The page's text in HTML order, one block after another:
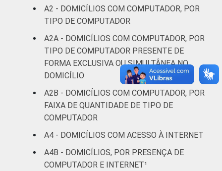
CLASSE
A
B 85 15
C 50 50
DE 13 87
Fonte: CGI.br/NIC.br, Centro Regional de
Estudos para o Desenvolvimento da
Pesquisa sobre o uso das tecnologias de
informação e comunicação nos domicílios
A2 - DOMICÍLIOS COM COMPUTADOR, POR
TIPO DE COMPUTADOR
A2A - DOMICÍLIOS COM COMPUTADOR, POR
TIPO DE COMPUTADOR PRESENTE DE
FORMA EXCLUSIVA OU SIMULTÂNEA NO
DOMICÍLIO
A2B - DOMICÍLIOS COM COMPUTADOR, POR
FAIXA DE QUANTIDADE DE TIPO DE
COMPUTADOR
A4 - DOMICÍLIOS COM ACESSO À INTERNET
A4B - DOMICÍLIOS, POR PRESENÇA DE
COMPUTADOR E INTERNET¹